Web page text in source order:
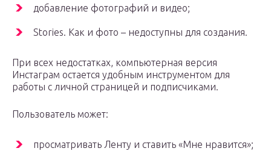
добавление фотографий и видео;
Stories. Как и фото – недоступны для создания.
При всех недостатках, компьютерная версия
Инстаграм остается удобным инструментом для
работы с личной страницей и подписчиками.
Пользователь может:
просматривать Ленту и ставить «Мне нравится»;